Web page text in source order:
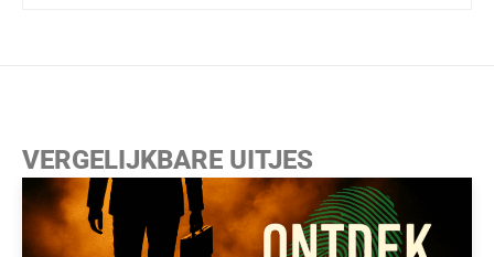
VERGELIJKBARE UITJES